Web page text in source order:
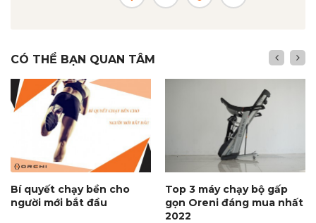
CÓ THỂ BẠN QUAN TÂM
Bí quyết chạy bền cho
người mới bắt đầu
Top 3 máy chạy bộ gấp
gọn Oreni đáng mua nhất
2022